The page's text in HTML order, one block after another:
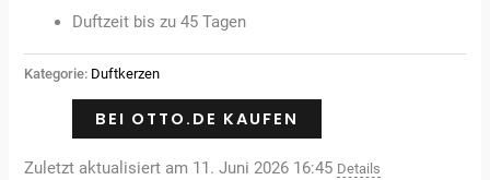
Duftzeit bis zu 45 Tagen
Kategorie: Duftkerzen
BEI OTTO.DE KAUFEN
Zuletzt aktualisiert am 11. Juni 2026 16:45 Details